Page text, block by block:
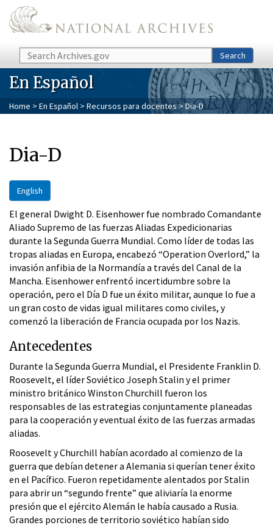
Skip to main content
Search Search
En Español
Home > En Español > Recursos para docentes> Dia-D
Dia-D
English
El general Dwight D. Eisenhower fue nombrado Comandante
Aliado Supremo de las fuerzas Aliadas Expedicionarias
durante la Segunda Guerra Mundial. Como líder de todas las
tropas aliadas en Europa, encabezó “Operation Overlord,” la
invasión anfibia de la Normandía a través del Canal de la
Mancha. Eisenhower enfrentó incertidumbre sobre la
operación, pero el Día D fue un éxito militar, aunque lo fue a
un gran costo de vidas igual militares como civiles, y
comenzó la liberación de Francia ocupada por los Nazis.
Antecedentes
Durante la Segunda Guerra Mundial, el Presidente Franklin D.
Roosevelt, el líder Soviético Joseph Stalin y el primer
ministro británico Winston Churchill fueron los
responsables de las estrategias conjuntamente planeadas
para la cooperación y eventual éxito de las fuerzas armadas
aliadas.
Roosevelt y Churchill habían acordado al comienzo de la
guerra que debían detener a Alemania si querían tener éxito
en el Pacífico. Fueron repetidamente alentados por Stalin
para abrir un “segundo frente” que aliviaría la enorme
presión que el ejército Alemán le había causado a Rusia.
Grandes porciones de territorio soviético habían sido